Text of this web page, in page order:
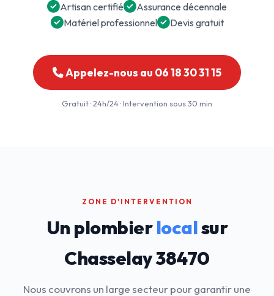
Artisan certifié
Assurance décennale
Matériel professionnel
Devis gratuit
Appelez-nous au 06 18 30 31 15
Gratuit · 24h/24 · Intervention sous 30 min
ZONE D'INTERVENTION
Un plombierlocalsur
Chasselay 38470
Nous couvrons un large secteur pour garantir une